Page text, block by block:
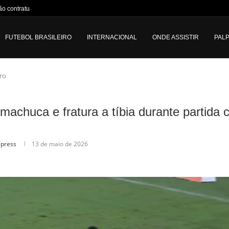
contratual e gol de...
FUTEBOL BRASILEIRO INTERNACIONAL ONDE ASSISTIR
e fratura a tíbia durante partida
13 de maio de 2026